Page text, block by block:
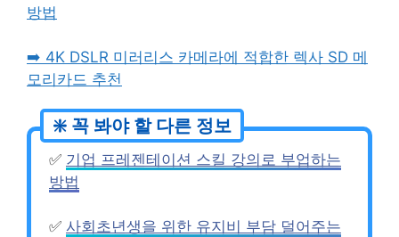
방법
➡️ 4K DSLR 미러리스 카메라에 적합한 렉사 SD 메
모리카드 추천
✅ 기업 프레젠테이션 스킬 강의로 부업하는
방법
✅ 사회초년생을 위한 유지비 부담 덜어주는